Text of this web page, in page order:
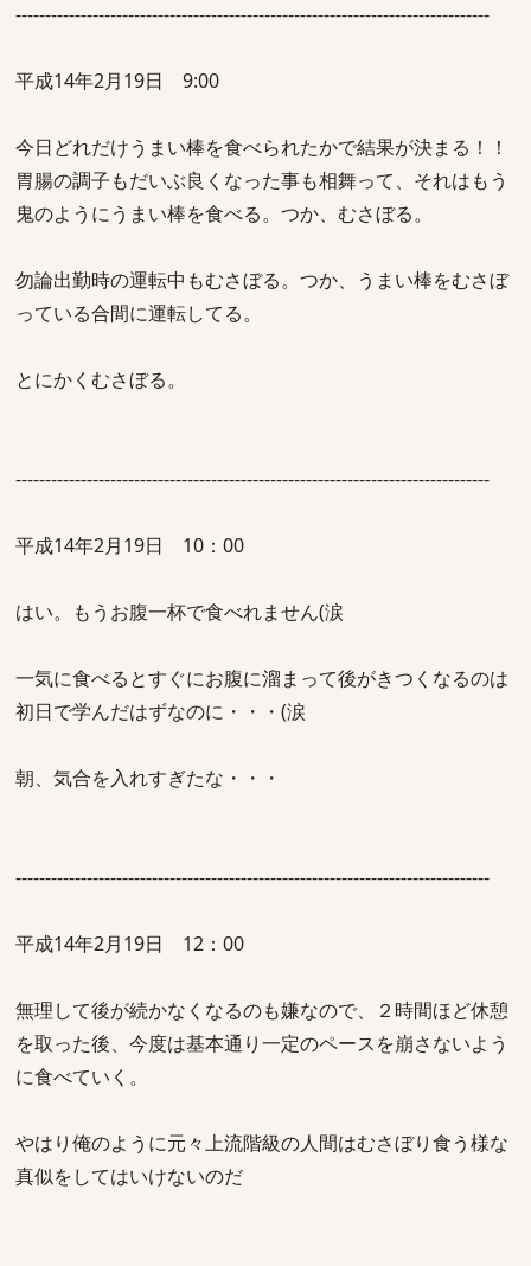
--------------------------------------------------------------------------------
平成14年2月19日 9:00
今日どれだけうまい棒を食べられたかで結果が決まる！！
胃腸の調子もだいぶ良くなった事も相舞って、それはもう
鬼のようにうまい棒を食べる。つか、むさぼる。
勿論出勤時の運転中もむさぼる。つか、うまい棒をむさぼ
っている合間に運転してる。
とにかくむさぼる。
--------------------------------------------------------------------------------
平成14年2月19日 10：00
はい。もうお腹一杯で食べれません(涙
一気に食べるとすぐにお腹に溜まって後がきつくなるのは
初日で学んだはずなのに・・・(涙
朝、気合を入れすぎたな・・・
--------------------------------------------------------------------------------
平成14年2月19日 12：00
無理して後が続かなくなるのも嫌なので、２時間ほど休憩
を取った後、今度は基本通り一定のペースを崩さないよう
に食べていく。
やはり俺のように元々上流階級の人間はむさぼり食う様な
真似をしてはいけないのだ